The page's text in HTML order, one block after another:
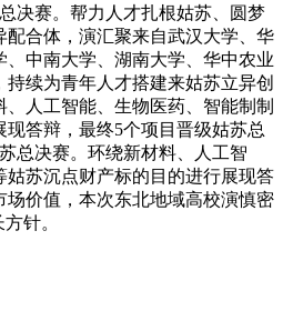
决赛。帮力人才扎根姑苏、圆梦
配合体，演汇聚来自武汉大学、华
中南大学、湖南大学、华中农业
续为青年人才搭建来姑苏立异创
人工智能、生物医药、智能制制
答辩，最终5个项目晋级姑苏总
总决赛。环绕新材料、人工智
苏沉点财产标的目的进行展现答
价值，本次东北地域高校演慎密
针。